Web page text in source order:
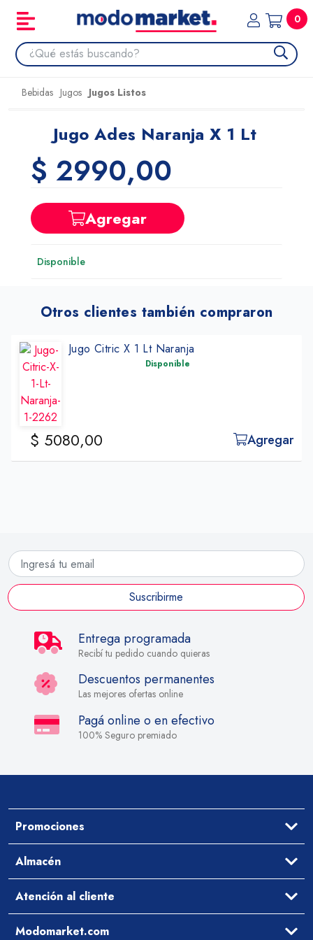
0
Bebidas Jugos Jugos Listos
Jugo Ades Naranja X 1 Lt
$ 2990,00
Agregar
Disponible
Otros clientes también compraron
Jugo Citric X 1 Lt Naranja
Disponible
$ 5080,00 Agregar
Suscribirme
Entrega programada
Recibí tu pedido cuando quieras
Descuentos permanentes
Las mejores ofertas online
Pagá online o en efectivo
100% Seguro premiado
Promociones
Almacén
Arroz y Legumbres
Atención al cliente
Modomarket.com